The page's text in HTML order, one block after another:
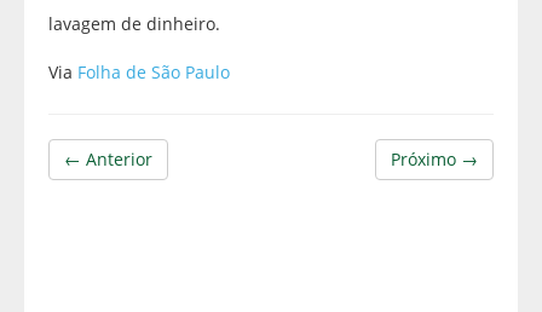
lavagem de dinheiro.
Via Folha de São Paulo
Próximo →
← Anterior